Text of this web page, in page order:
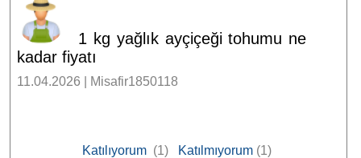
1 kg yağlık ayçiçeği tohumu ne
kadar fiyatı
11.04.2026 | Misafir1850118
Katılıyorum (1) Katılmıyorum (1)